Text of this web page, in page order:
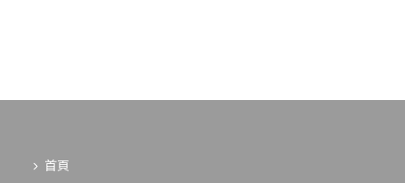
首頁